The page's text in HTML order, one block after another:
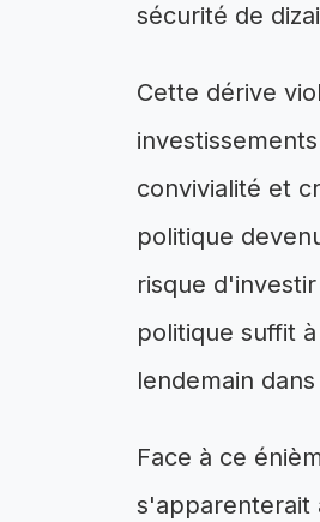
sécurité de
Cette dérive
convivialité et
politique
risque
politique suffit
lendemain
Face à ce
s'apparenterait